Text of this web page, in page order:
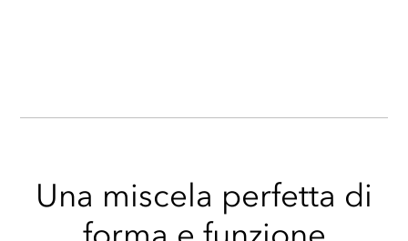
Una miscela perfetta di